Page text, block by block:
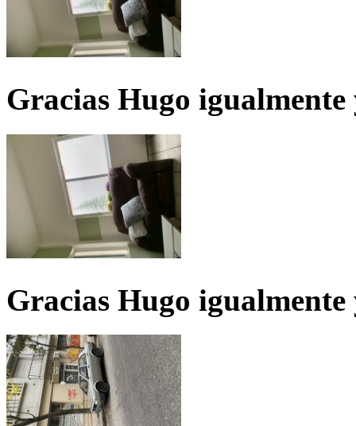
Gracias Hugo igualmente
Gracias Hugo igualmente